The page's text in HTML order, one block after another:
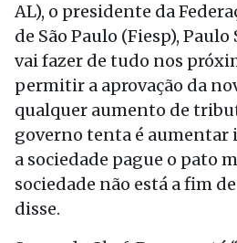
AL), o presidente da
de São Paulo (Fiesp),
vai fazer de tudo nos
permitir a aprovação da
qualquer aumento de
governo tenta é aumentar
a sociedade pague o pato
sociedade não está a fim
disse.